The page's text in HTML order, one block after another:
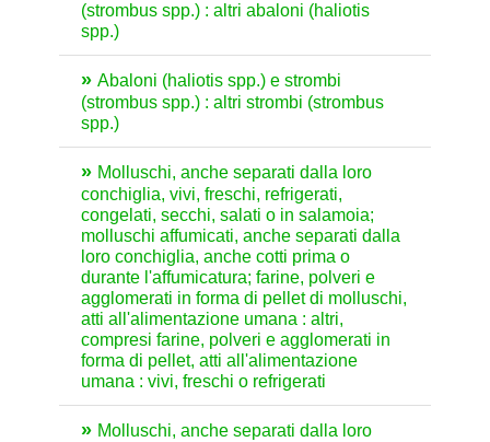
(strombus spp.) : altri abaloni (haliotis
spp.)
Abaloni (haliotis spp.) e strombi
(strombus spp.) : altri strombi (strombus
spp.)
Molluschi, anche separati dalla loro
conchiglia, vivi, freschi, refrigerati,
congelati, secchi, salati o in salamoia;
molluschi affumicati, anche separati dalla
loro conchiglia, anche cotti prima o
durante l'affumicatura; farine, polveri e
agglomerati in forma di pellet di molluschi,
atti all'alimentazione umana : altri,
compresi farine, polveri e agglomerati in
forma di pellet, atti all'alimentazione
umana : vivi, freschi o refrigerati
Molluschi, anche separati dalla loro